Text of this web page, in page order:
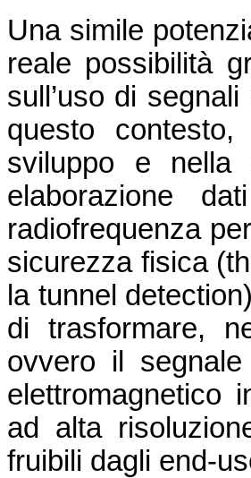
Una simile
reale possibilità
sull’uso di
questo
sviluppo e nella
elaborazione
radiofrequenza
sicurezza fisica
la tunnel
di trasformare,
ovvero il
elettromagnetico
ad alta
fruibili dagli end-